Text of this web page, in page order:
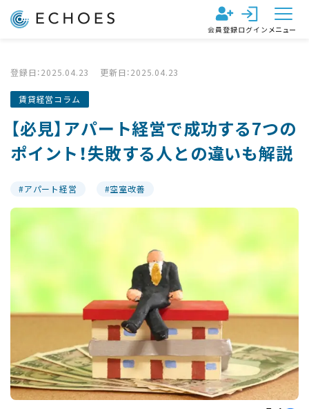
会員登録ログイン メニュー
登録日：2025.04.23 更新日：2025.04.23
賃貸経営コラム
【必見】アパート経営で成功する7つの
ポイント！失敗する人との違いも解説
アパート経営 空室改善